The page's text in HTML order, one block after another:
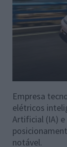
Empresa
elétricos
Artificial (IA) e
notável.